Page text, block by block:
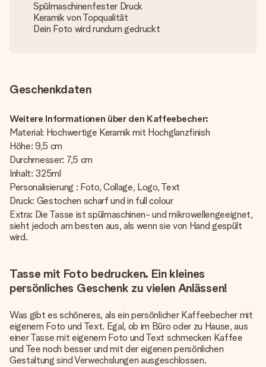
Spülmaschinenfester Druck
Keramik von Topqualität
Dein Foto wird rundum gedruckt
Geschenkdaten
Weitere Informationen über den Kaffeebecher:
Material: Hochwertige Keramik mit Hochglanzfinish
Höhe: 9,5 cm
Durchmesser: 7,5 cm
Inhalt: 325ml
Personalisierung : Foto, Collage, Logo, Text
Druck: Gestochen scharf und in full colour
Extra: Die Tasse ist spülmaschinen- und mikrowellengeeignet,
sieht jedoch am besten aus, als wenn sie von Hand gespült
wird.
Tasse mit Foto bedrucken. Ein kleines
persönliches Geschenk zu vielen Anlässen!
Was gibt es schöneres, als ein persönlicher Kaffeebecher mit
eigenem Foto und Text. Egal, ob im Büro oder zu Hause, aus
einer Tasse mit eigenem Foto und Text schmecken Kaffee
und Tee noch besser und mit der eigenen persönlichen
Gestaltung sind Verwechslungen ausgeschlossen.